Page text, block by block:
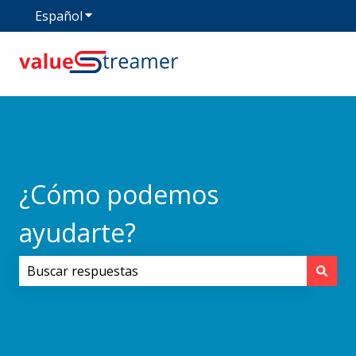
EspañolTraducciones de Mostrar submenú de
¿Cómo podemos
ayudarte?